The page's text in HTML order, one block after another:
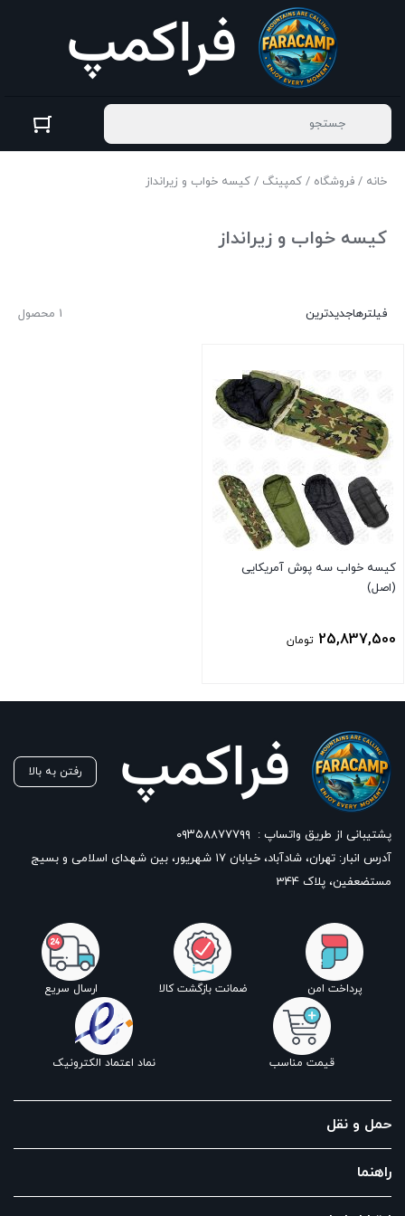
خانه / فروشگاه / کمپینگ / کیسه خواب و زیرانداز
کیسه خواب و زیرانداز
1 محصول فیلترهاجدیدترین
کیسه خواب سه پوش آمریکایی
(اصل)
25,837,500 تومان
رفتن به بالا
پشتیبانی از طریق واتساپ : ۰۹۳۵۸۸۷۷۷۹۹
آدرس انبار: تهران، شادآباد، خیابان ١٧ شهریور، بین شهدای اسلامی و بسیج
مستضعفین، پلاک 344
پرداخت امن ضمانت بازگشت کالا ارسال سریع
قیمت مناسب نماد اعتماد الکترونیک
حمل و نقل
راهنما